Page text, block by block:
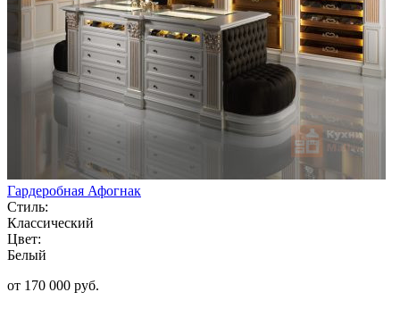
Гардеробная Афогнак
Стиль:
Классический
Цвет:
Белый
от 170 000 руб.